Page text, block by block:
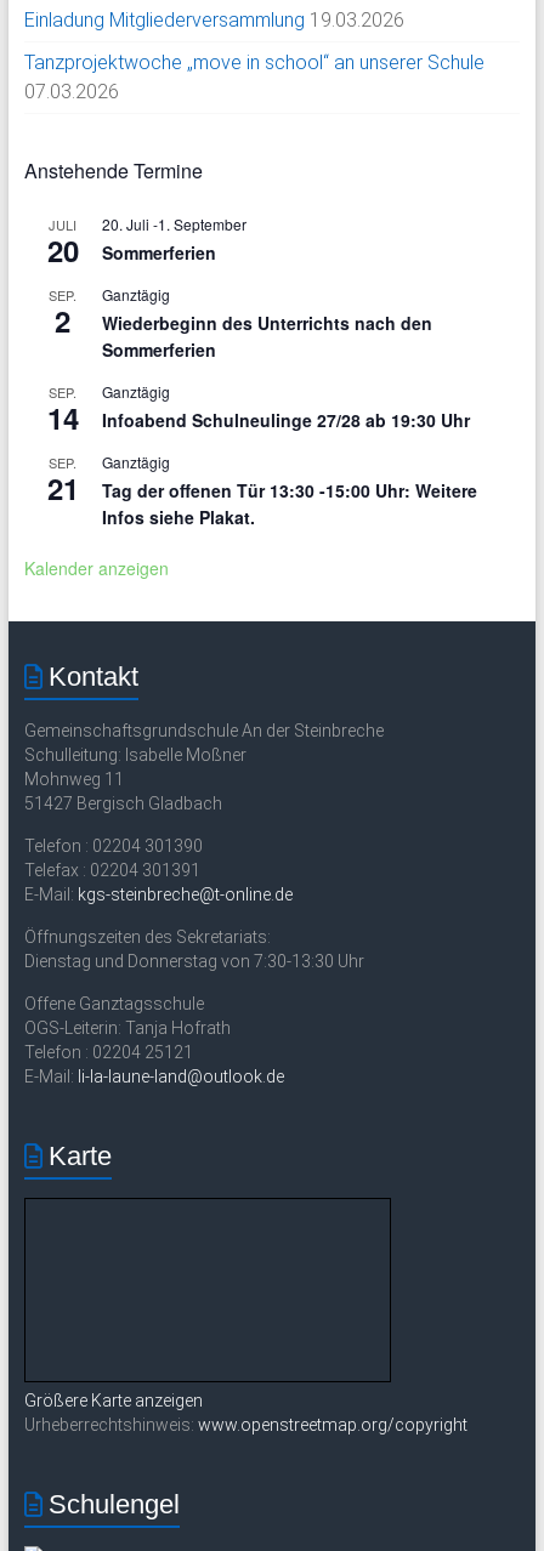
Einladung Mitgliederversammlung 19.03.2026
Tanzprojektwoche „move in school“ an unserer Schule
07.03.2026
Anstehende Termine
JULI
20
20. Juli -1. September
Sommerferien
SEP.
2
Ganztägig
Wiederbeginn des Unterrichts nach den
Sommerferien
SEP.
14
Ganztägig
Infoabend Schulneulinge 27/28 ab 19:30 Uhr
SEP.
21
Ganztägig
Tag der offenen Tür 13:30 -15:00 Uhr: Weitere
Infos siehe Plakat.
Kalender anzeigen
Kontakt
Gemeinschaftsgrundschule An der Steinbreche
Schulleitung: Isabelle Moßner
Mohnweg 11
51427 Bergisch Gladbach
Telefon : 02204 301390
Telefax : 02204 301391
E-Mail: kgs-steinbreche@t-online.de
Öffnungszeiten des Sekretariats:
Dienstag und Donnerstag von 7:30-13:30 Uhr
Offene Ganztagsschule
OGS-Leiterin: Tanja Hofrath
Telefon : 02204 25121
E-Mail: li-la-laune-land@outlook.de
Karte
Größere Karte anzeigen
Urheberrechtshinweis: www.openstreetmap.org/copyright
Schulengel